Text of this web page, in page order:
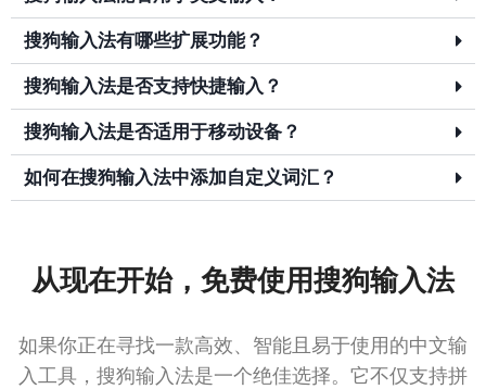
搜狗输入法有哪些扩展功能？
搜狗输入法是否支持快捷输入？
搜狗输入法是否适用于移动设备？
如何在搜狗输入法中添加自定义词汇？
从现在开始，免费使用搜狗输入法
如果你正在寻找一款高效、智能且易于使用的中文输
入工具，搜狗输入法是一个绝佳选择。它不仅支持拼